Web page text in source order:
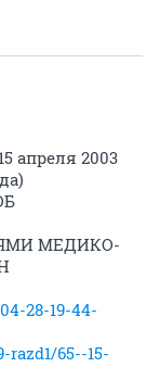
апреля 2003
МЕДИКО-
28-19-44-
65--15-